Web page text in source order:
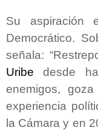
Su aspiración
Democrático.
señala:
Uribe desde
enemigos,
experiencia
la Cámara y en